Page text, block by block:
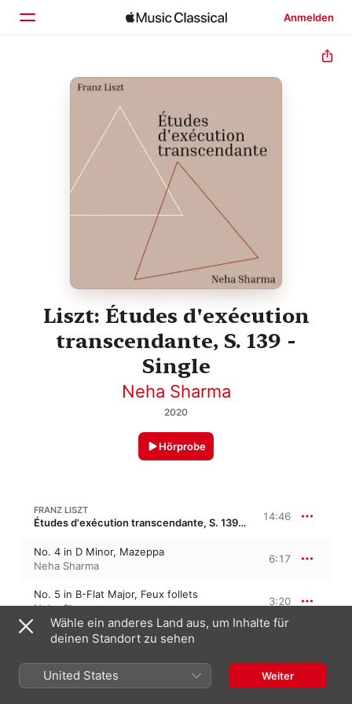
Anmelden
Startseite
Entdecken
Suchen
Liszt: Études d'exécution
transcendante, S. 139 -
Single
Neha Sharma
2020
Hörprobe
FRANZ LISZT
Études d'exécution transcendante, S. 139 · “Etuden von aufsteigender Schwierigkeit” 14:46
No. 4 in D Minor, Mazeppa
Neha Sharma
6:17
No. 5 in B-Flat Major, Feux follets
Neha Sharma
3:20
No. 8 in C Minor, Wilde Jagd
Wähle ein anderes Land aus, um Inhalte für
deinen Standort zu sehen
United States Weiter